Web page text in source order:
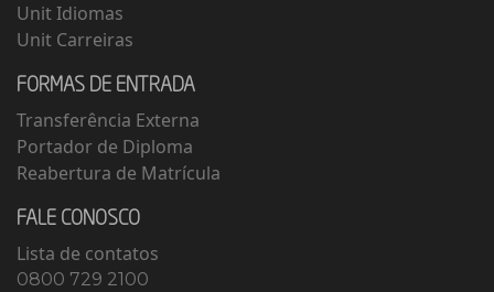
Unit Idiomas
Unit Carreiras
FORMAS DE ENTRADA
Transferência Externa
Portador de Diploma
Reabertura de Matrícula
FALE CONOSCO
Lista de contatos
0800 729 2100